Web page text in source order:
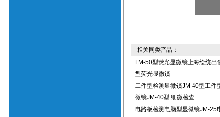
相关同类产品：
FM-50型荧光显微镜上海绘统出
型荧光显微镜
工件型检测显微镜JM-40型工件
微镜JM-40型 细微检查
电路板检测电脑型显微镜JM-25